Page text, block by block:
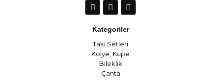
Kategoriler
Takı Setleri
Kolye Küpe
Bileklik
Çanta